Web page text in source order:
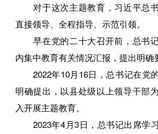
对于这次主题教育，习近平总书
直接领导、全程指导、示范引领。
早在党的二十大召开前，总书
内集中教育有关情况汇报，提出明确
2022年10月16日，总书记在党
明确提出，以县处级以上领导干部
入开展主题教育。
2023年4月3日，总书记出席学